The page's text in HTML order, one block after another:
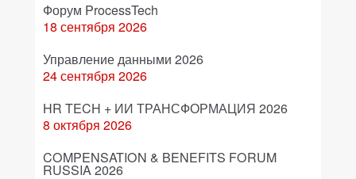
Форум ProcessTech
18 сентября 2026
Управление данными 2026
24 сентября 2026
HR TECH + ИИ ТРАНСФОРМАЦИЯ 2026
8 октября 2026
COMPENSATION & BENEFITS FORUM
RUSSIA 2026